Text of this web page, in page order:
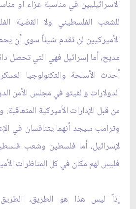
الاسرائيليين في مناسبة عزاء أو
للشعب الفلسطيني ولا القضية
الأميركيين لن تقدم شيئاً سوى أن
مديح، أما إسرائيل فهي التي تحصل
أحدث الأسلحة والتكنولوجيا
الدولارات والفيتو في مجلس الأمن
من قبل الإدارات الأميركية
وترامب سيجد أنهما يتنافسان في
لإسرائيل، أما فلسطين وشعب
فليس لهم مكان في كل المناظرات
إذاً ليس هذا هو الطريق،